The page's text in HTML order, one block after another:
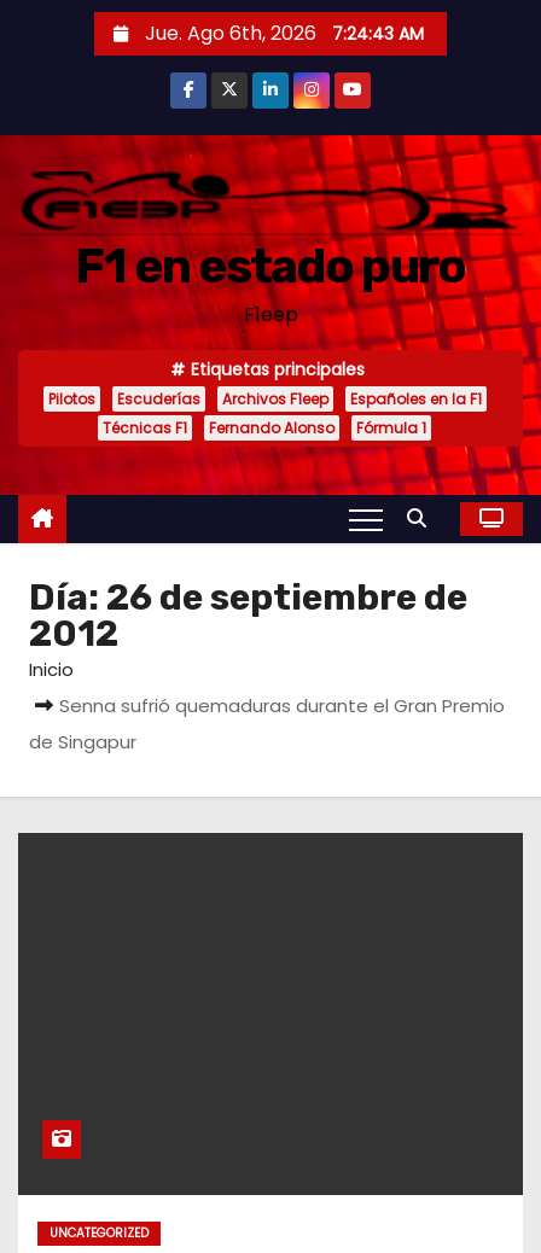
i
Jue. Ago 6th, 2026 7:24:44 AM
F1 en estado puro
F1eep
Etiquetas principales
Pilotos Escuderías Archivos F1eep
Españoles en la F1
Técnicas F1
Fernando Alonso Fórmula 1
Día: 26 de septiembre de
2012
Inicio
Senna sufrió quemaduras durante el Gran Premio
de Singapur
UNCATEGORIZED